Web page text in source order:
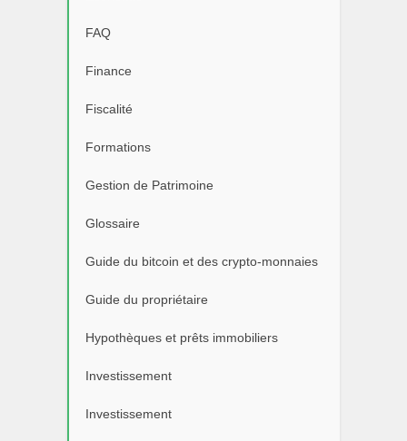
FAQ
Finance
Fiscalité
Formations
Gestion de Patrimoine
Glossaire
Guide du bitcoin et des crypto-monnaies
Guide du propriétaire
Hypothèques et prêts immobiliers
Investissement
Investissement